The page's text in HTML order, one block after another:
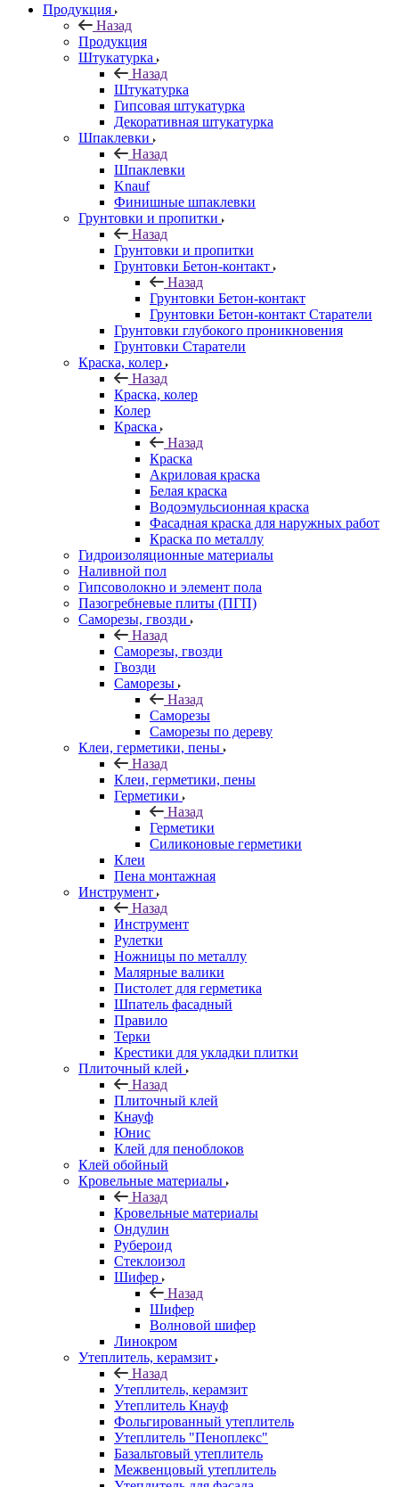
Продукция
Назад
Продукция
Штукатурка
Назад
Штукатурка
Гипсовая штукатурка
Декоративная штукатурка
Шпаклевки
Назад
Шпаклевки
Knauf
Финишные шпаклевки
Грунтовки и пропитки
Назад
Грунтовки и пропитки
Грунтовки Бетон-контакт
Назад
Грунтовки Бетон-контакт
Грунтовки Бетон-контакт Старатели
Грунтовки глубокого проникновения
Грунтовки Старатели
Краска, колер
Назад
Краска, колер
Колер
Краска
Назад
Краска
Акриловая краска
Белая краска
Водоэмульсионная краска
Фасадная краска для наружных работ
Краска по металлу
Гидроизоляционные материалы
Наливной пол
Гипсоволокно и элемент пола
Пазогребневые плиты (ПГП)
Саморезы, гвозди
Назад
Саморезы, гвозди
Гвозди
Саморезы
Назад
Саморезы
Саморезы по дереву
Клеи, герметики, пены
Назад
Клеи, герметики, пены
Герметики
Назад
Герметики
Силиконовые герметики
Клеи
Пена монтажная
Инструмент
Назад
Инструмент
Рулетки
Ножницы по металлу
Малярные валики
Пистолет для герметика
Шпатель фасадный
Правило
Терки
Крестики для укладки плитки
Плиточный клей
Назад
Плиточный клей
Кнауф
Юнис
Клей для пеноблоков
Клей обойный
Кровельные материалы
Назад
Кровельные материалы
Ондулин
Рубероид
Стеклоизол
Шифер
Назад
Шифер
Волновой шифер
Линокром
Утеплитель, керамзит
Назад
Утеплитель, керамзит
Утеплитель Кнауф
Фольгированный утеплитель
Утеплитель "Пеноплекс"
Базальтовый утеплитель
Межвенцовый утеплитель